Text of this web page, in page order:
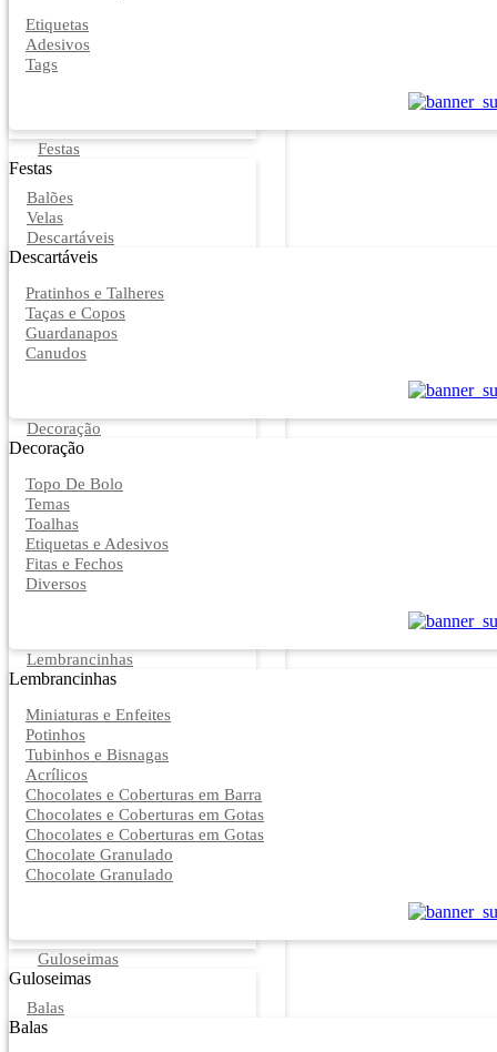
Etiquetas
Adesivos
Tags
Festas
Festas
Balões
Velas
Descartáveis
Descartáveis
Pratinhos e Talheres
Taças e Copos
Guardanapos
Canudos
Decoração
Decoração
Topo De Bolo
Temas
Toalhas
Etiquetas e Adesivos
Fitas e Fechos
Diversos
Lembrancinhas
Lembrancinhas
Miniaturas e Enfeites
Potinhos
Tubinhos e Bisnagas
Acrílicos
Chocolates e Coberturas em Barra
Chocolates e Coberturas em Gotas
Chocolates e Coberturas em Gotas
Chocolate Granulado
Chocolate Granulado
Guloseimas
Guloseimas
Balas
Balas